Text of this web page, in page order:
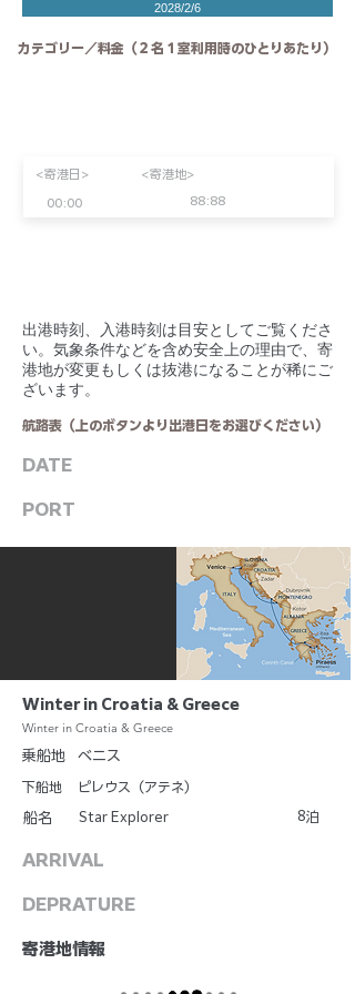
<寄港日>
00:00 88:88
<寄港地>
2028/2/6
カテゴリー／料金（２名１室利用時のひとりあたり）
​出港時刻、入港時刻は目安としてご覧くださ
い。気象条件などを含め安全上の理由で、寄
港地が変更もしくは抜港になることが稀にご
ざいます。
航路表（上のボタンより出港日をお選びください）
DATE
PORT
Winter in Croatia & Greece
Winter in Croatia & Greece
乗船地
下船地
船名
ベニス
ピレウス（アテネ）
Star Explorer 8泊
ARRIVAL
DEPRATURE
​寄港地情報